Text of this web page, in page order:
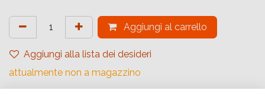
Aggiungi al carrello
Aggiungi alla lista dei desideri
attualmente non a magazzino